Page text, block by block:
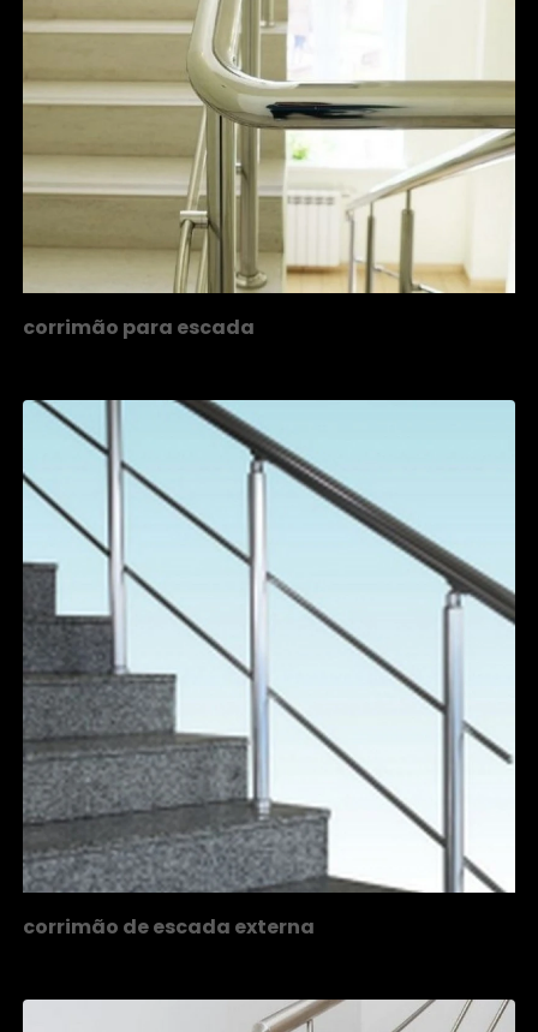
corrimão para escada
corrimão de escada externa